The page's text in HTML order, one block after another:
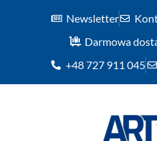
Newsletter
Darmowa
+48 727 911 045